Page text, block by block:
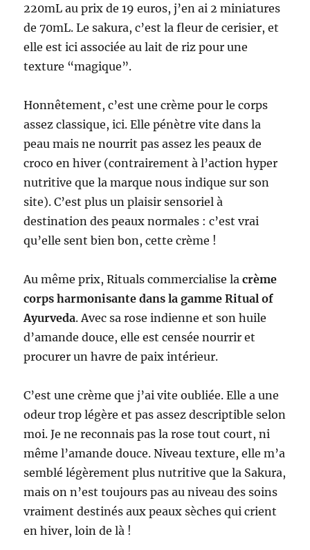
220mL au prix de 19 euros, j’en ai 2 miniatures
de 70mL. Le sakura, c’est la fleur de cerisier, et
elle est ici associée au lait de riz pour une
texture “magique”.
Honnêtement, c’est une crème pour le corps
assez classique, ici. Elle pénètre vite dans la
peau mais ne nourrit pas assez les peaux de
croco en hiver (contrairement à l’action hyper
nutritive que la marque nous indique sur son
site). C’est plus un plaisir sensoriel à
destination des peaux normales : c’est vrai
qu’elle sent bien bon, cette crème !
Au même prix, Rituals commercialise lacrème
corps harmonisante dans la gamme Ritual of
Ayurveda. Avec sa rose indienne et son huile
d’amande douce, elle est censée nourrir et
procurer un havre de paix intérieur.
C’est une crème que j’ai vite oubliée. Elle a une
odeur trop légère et pas assez descriptible selon
moi. Je ne reconnais pas la rose tout court, ni
même l’amande douce. Niveau texture, elle m’a
semblé légèrement plus nutritive que la Sakura,
mais on n’est toujours pas au niveau des soins
vraiment destinés aux peaux sèches qui crient
en hiver, loin de là !